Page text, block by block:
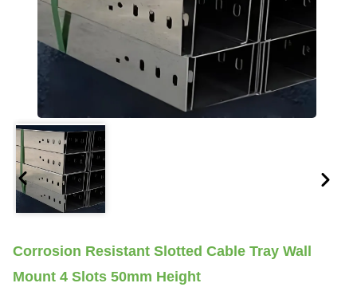
Corrosion Resistant Slotted Cable Tray Wall
Mount 4 Slots 50mm Height